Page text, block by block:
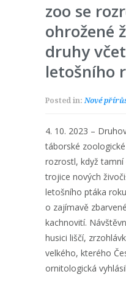
zoo se
ohrožené
druhy
letošního
Posted in:Nové
4. 10. 2023 –
táborské
rozrostl, když
trojice nových
letošního ptáka
o zajímavě
kachnovití.
husici liščí,
velkého, kterého
ornitologická